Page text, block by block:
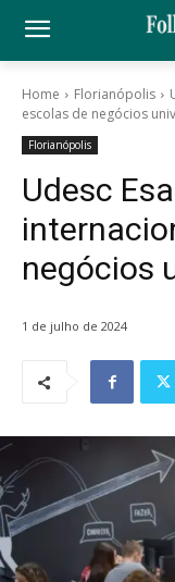
Home Florianópolis
escolas de negócios
Florianópolis
Udesc
negócios
1 de julho de 2024